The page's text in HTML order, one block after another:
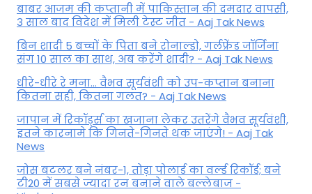
बाबर आजम की कप्तानी में पाकिस्तान की दमदार वापसी,
3 साल बाद विदेश में मिली टेस्ट जीत - Aaj Tak News
बिन शादी 5 बच्चों के पिता बने रोनाल्डो, गर्लफ्रेंड जॉर्जिना
संग 10 साल का साथ, अब करेंगे शादी? - Aaj Tak News
धीरे-धीरे रे मना… वैभव सूर्यवंशी को उप-कप्तान बनाना
कितना सही, कितना गलत? - Aaj Tak News
जापान में रिकॉर्ड्स का खजाना लेकर उतरेंगे वैभव सूर्यवंशी,
इतने कारनामे कि गिनते-गिनते थक जाएंगे! - Aaj Tak
News
जोस बटलर बने नंबर-1, तोड़ा पोलार्ड का वर्ल्ड रिकॉर्ड; बने
टी20 में सबसे ज्यादा रन बनाने वाले बल्लेबाज -